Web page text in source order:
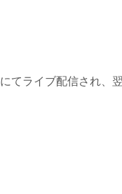
にてライブ配信され、